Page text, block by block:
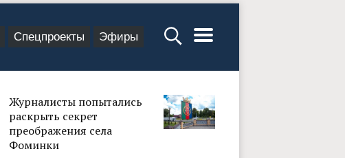
Спецпроекты Эфиры
Журналисты попытались
раскрыть секрет
преображения села
Фоминки